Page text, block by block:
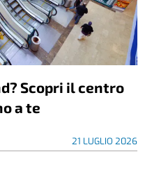
Scopri il centro
a te
21 LUGLIO 2026